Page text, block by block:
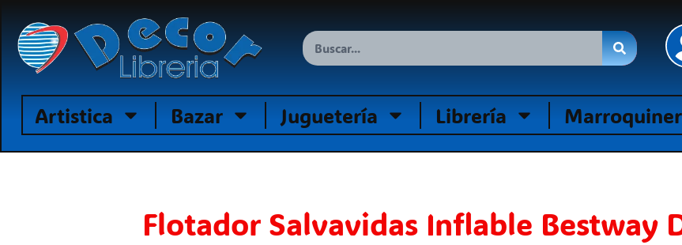
contenido
Search
Artistica Bazar Juguetería Librería
Flotador Salvavidas Inflable Bestway